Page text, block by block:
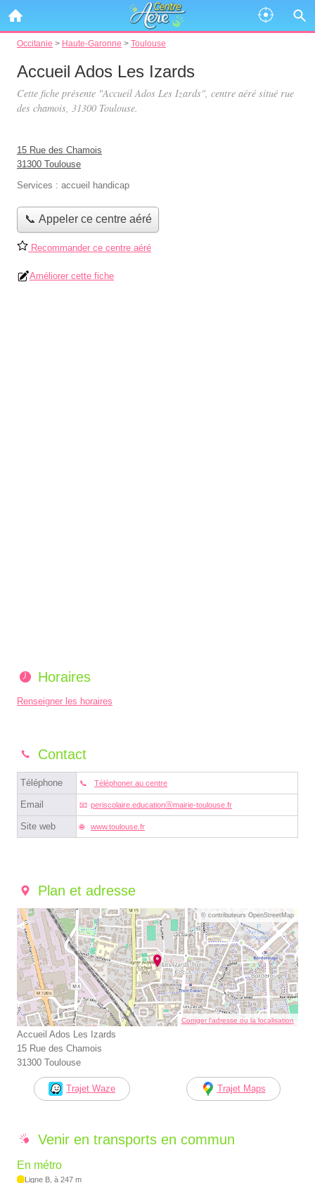
Occitanie > Haute-Garonne > Toulouse
Accueil Ados Les Izards
Cette fiche présente "Accueil Ados Les Izards", centre aéré situé rue
des chamois, 31300 Toulouse.
15 Rue des Chamois
31300 Toulouse
Services : accueil handicap
📞 Appeler ce centre aéré
Recommander ce centre aéré
Améliorer cette fiche
Horaires
Renseigner les horaires
Contact
Téléphone Téléphoner au centre
Email periscolaire.educationⓐmairie-toulouse.fr
Site web www.toulouse.fr
Plan et adresse
© contributeurs OpenStreetMap
Corriger l’adresse ou la localisation
Accueil Ados Les Izards
15 Rue des Chamois
31300 Toulouse
Trajet Waze Trajet Maps
Venir en transports en commun
En métro
Ligne B, à 247 m